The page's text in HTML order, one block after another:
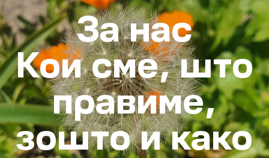
За нас
Кои сме, што
правиме,
зошто и како